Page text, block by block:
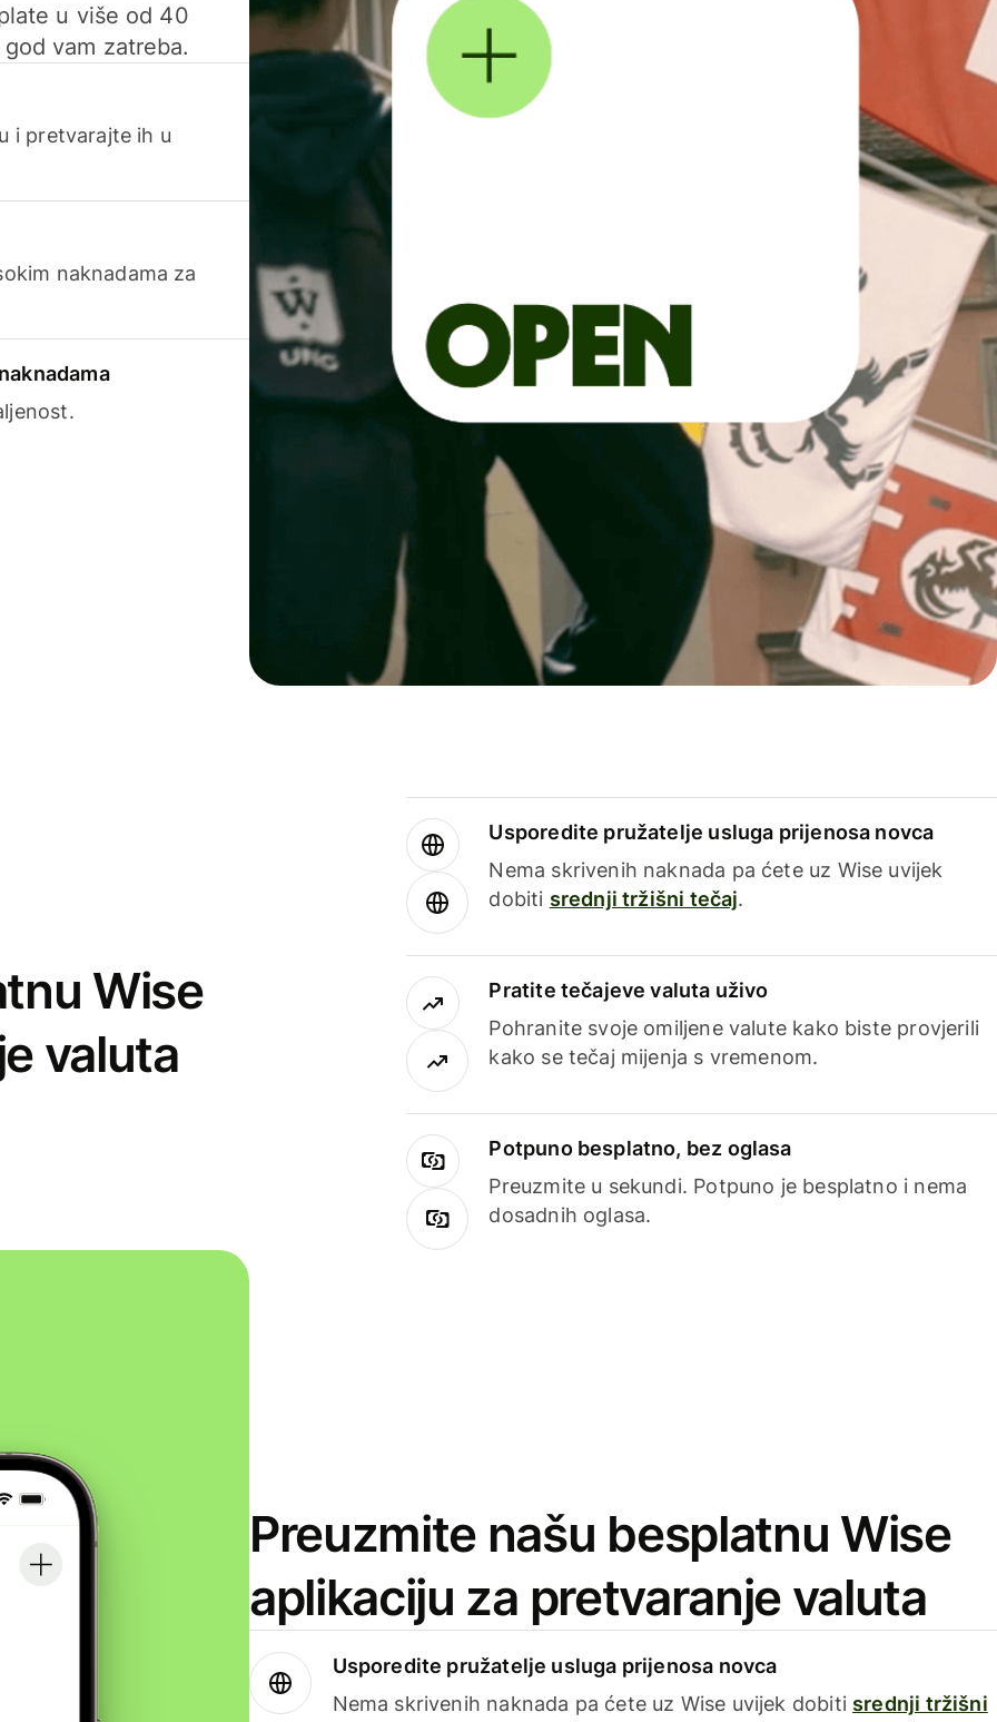
u više od 40
vam zatreba.
i pretvarajte ih u
naknadama za
Wise
valuta
Usporedite pružatelje usluga prijenosa novca
Nema skrivenih naknada pa ćete uz Wise uvijek
dobiti srednji tržišni tečaj.
Pratite tečajeve valuta uživo
Pohranite svoje omiljene valute kako biste provjerili
kako se tečaj mijenja s vremenom.
Potpuno besplatno, bez oglasa
Preuzmite u sekundi. Potpuno je besplatno i nema
dosadnih oglasa.
Preuzmite našu besplatnu Wise
aplikaciju za pretvaranje valuta
Usporedite pružatelje usluga prijenosa novca
Nema skrivenih naknada pa ćete uz Wise uvijek dobiti srednji tržišni